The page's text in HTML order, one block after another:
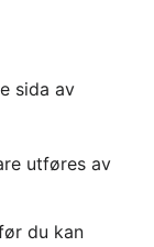
sida av
utføres av
du kan